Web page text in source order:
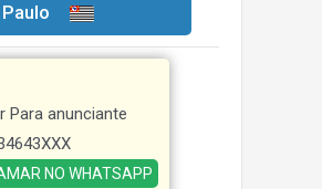
Para anunciante
NO WHATSAPP